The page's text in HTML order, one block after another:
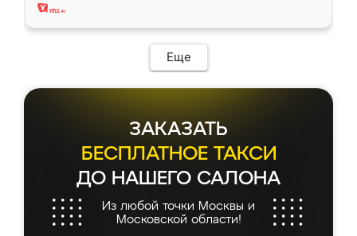
Еще
ЗАКАЗАТЬ
БЕСПЛАТНОЕ ТАКСИ
ДО НАШЕГО САЛОНА
Из любой точки Москвы и
Московской области!